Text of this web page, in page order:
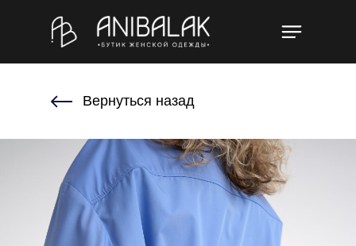
Вернуться назад